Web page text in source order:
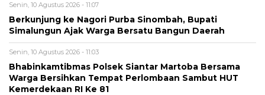
Senin, 10 Agustus 2026 - 11:07
Berkunjung ke Nagori Purba Sinombah, Bupati
Simalungun Ajak Warga Bersatu Bangun Daerah
Senin, 10 Agustus 2026 - 11:03
Bhabinkamtibmas Polsek Siantar Martoba Bersama
Warga Bersihkan Tempat Perlombaan Sambut HUT
Kemerdekaan RI Ke 81